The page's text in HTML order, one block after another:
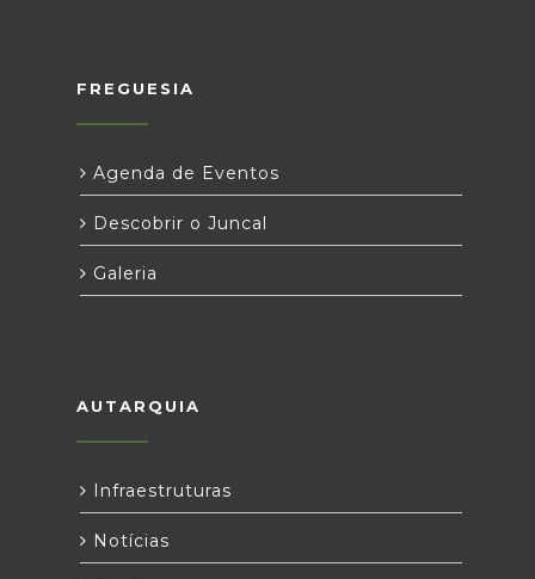
FREGUESIA
Agenda de Eventos
Descobrir o Juncal
Galeria
AUTARQUIA
Infraestruturas
Notícias